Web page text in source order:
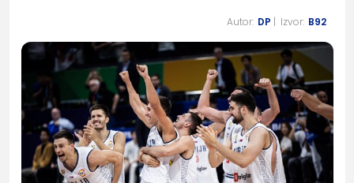
Autor: DP | Izvor: B92